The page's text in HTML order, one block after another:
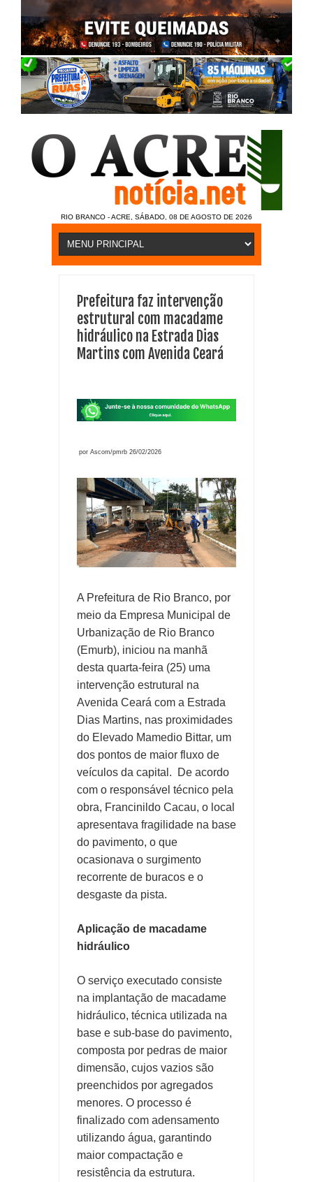
RIO BRANCO - ACRE, SÁBADO, 08 DE AGOSTO DE 2026
Prefeitura faz intervenção
estrutural com macadame
hidráulico na Estrada Dias
Martins com Avenida Ceará
por Ascom/pmrb 26/02/2026
A Prefeitura de Rio Branco, por
meio da Empresa Municipal de
Urbanização de Rio Branco
(Emurb), iniciou na manhã
desta quarta-feira (25) uma
intervenção estrutural na
Avenida Ceará com a Estrada
Dias Martins, nas proximidades
do Elevado Mamedio Bittar, um
dos pontos de maior fluxo de
veículos da capital. De acordo
com o responsável técnico pela
obra, Francinildo Cacau, o local
apresentava fragilidade na base
do pavimento, o que
ocasionava o surgimento
recorrente de buracos e o
desgaste da pista.
Aplicação de macadame
hidráulico
O serviço executado consiste
na implantação de macadame
hidráulico, técnica utilizada na
base e sub-base do pavimento,
composta por pedras de maior
dimensão, cujos vazios são
preenchidos por agregados
menores. O processo é
finalizado com adensamento
utilizando água, garantindo
maior compactação e
resistência da estrutura.